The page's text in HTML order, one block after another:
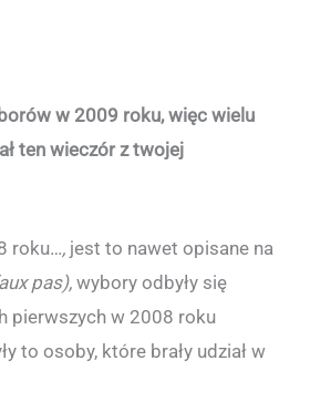
w 2009 roku, więc wielu
ten wieczór z twojej
roku…, jest to nawet opisane na
pas), wybory odbyły się
pierwszych w 2008 roku
to osoby, które brały udział w